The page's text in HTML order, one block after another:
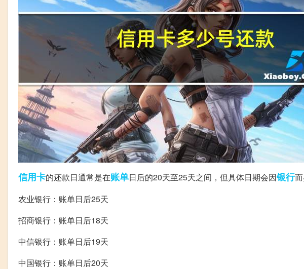
信用卡的还款日通常是在账单日后的20天至25天之间，但具体日期会因银行
农业银行：账单日后25天
招商银行：账单日后18天
中信银行：账单日后19天
中国银行：账单日后20天